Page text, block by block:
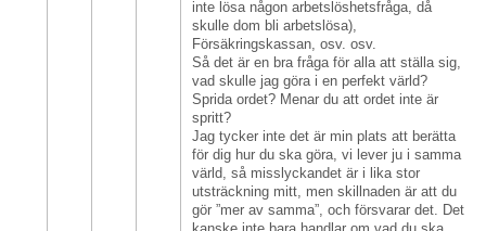
inte lösa någon arbetslöshetsfråga, då
skulle dom bli arbetslösa),
Försäkringskassan, osv. osv.
Så det är en bra fråga för alla att ställa sig,
vad skulle jag göra i en perfekt värld?
Sprida ordet? Menar du att ordet inte är
spritt?
Jag tycker inte det är min plats att berätta
för dig hur du ska göra, vi lever ju i samma
värld, så misslyckandet är i lika stor
utsträckning mitt, men skillnaden är att du
gör ”mer av samma”, och försvarar det. Det